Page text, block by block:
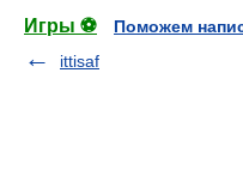
Игры ⚽
Поможем
ittisaf